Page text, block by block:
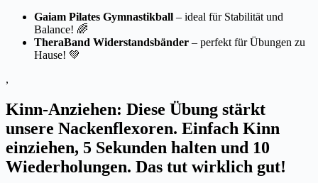
Gaiam Pilates Gymnastikball – ideal für Stabilität und
Balance! 🌈
TheraBand Widerstandsbänder – perfekt für Übungen zu
Hause! 💚
,
Kinn-Anziehen: Diese Übung stärkt
unsere Nackenflexoren. Einfach Kinn
einziehen, 5 Sekunden halten und 10
Wiederholungen. Das tut wirklich gut!